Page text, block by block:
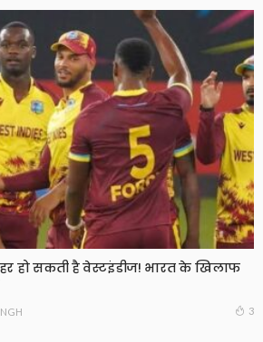
हो सकती है वेस्टइंडीज! भारत के खिलाफ
3